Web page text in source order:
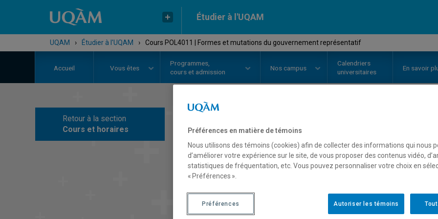
Étudier à l'UQAM
UQAM › Étudier à l'UQAM › Cours POL4011 | Formes et mutations du gouvernement représentatif
Accueil Vous êtes
Programmes,
cours et admission
Nos campus
Calendriers
universitaires
En savoir
Retour à la section
Cours et horaires
COURS// POL4011
Formes et
gouvernement
Préférences en matière de témoins
Nous utilisons des témoins (cookies) afin de collecter des informations qui nous
d’améliorer votre expérience sur le site, de vous proposer des contenus vidéo,
statistiques de fréquentation, etc. Vous pouvez personnaliser votre choix en
« Préférences ».
Autoriser les témoins
Préférences